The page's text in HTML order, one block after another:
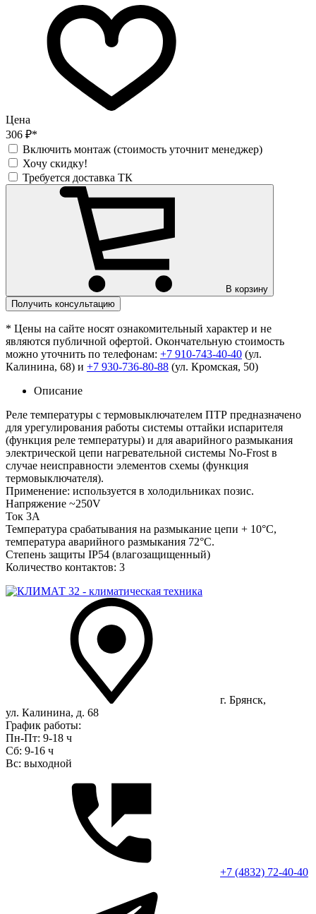
Цена
306 ₽*
Включить монтаж (стоимость уточнит менеджер)
Хочу скидку!
Требуется доставка ТК
В корзину
Получить консультацию
* Цены на сайте носят ознакомительный характер и не
являются публичной офертой. Окончательную стоимость
можно уточнить по телефонам: +7 910-743-40-40 (ул.
Калинина, 68) и +7 930-736-80-88 (ул. Кромская, 50)
Описание
Реле температуры с термовыключателем ПТР предназначено
для урегулирования работы системы оттайки испарителя
(функция реле температуры) и для аварийного размыкания
электрической цепи нагревательной системы No-Frost в
случае неисправности элементов схемы (функция
термовыключателя).
Применение: используется в холодильниках позис.
Напряжение ~250V
Ток 3А
Температура срабатывания на размыкание цепи + 10°C,
температура аварийного размыкания 72°С.
Степень защиты IP54 (влагозащищенный)
Количество контактов: 3
г. Брянск,
ул. Калинина, д. 68
График работы:
Пн-Пт: 9-18 ч
Сб: 9-16 ч
Вс: выходной
+7 (4832) 72-40-40